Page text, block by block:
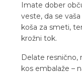
Imate dober
veste, da se
koša za smeti,
krožni tok.
Delate resnično,
kos embalaže –